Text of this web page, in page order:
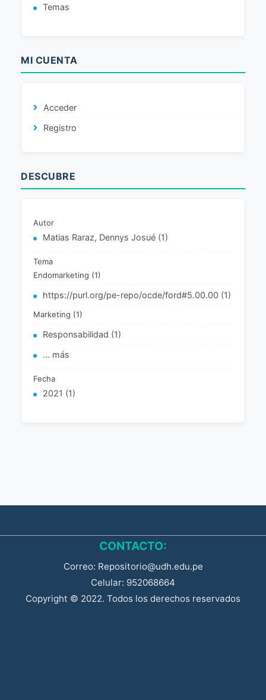
Temas
MI CUENTA
Acceder
Registro
DESCUBRE
Autor
Matias Raraz, Dennys Josué (1)
Tema
Endomarketing (1)
https://purl.org/pe-repo/ocde/ford#5.00.00 (1)
Marketing (1)
Responsabilidad (1)
... más
Fecha
2021 (1)
CONTACTO:
Correo: Repositorio@udh.edu.pe
Celular: 952068664
Copyright © 2022. Todos los derechos reservados